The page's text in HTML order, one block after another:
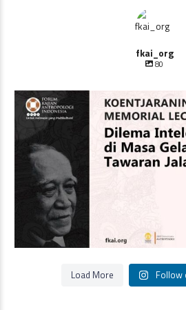
fkai_org
80
Oleh Prof Dr.
Saat ini ...
Load More Follow